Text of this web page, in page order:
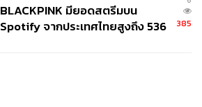
BLACKPINK มียอดสตรีมบน
Spotify จากประเทศไทยสูงถึง 536
385